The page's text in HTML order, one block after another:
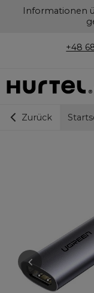
Informationen
+48
Zurück